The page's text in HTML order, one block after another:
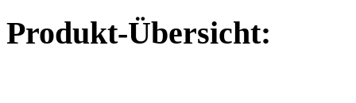
Produkt-Übersicht: